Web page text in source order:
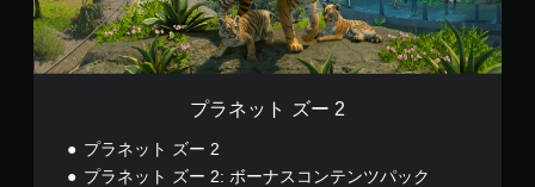
プラネット ズー 2
プラネット ズー 2
プラネット ズー 2: ボーナスコンテンツパック